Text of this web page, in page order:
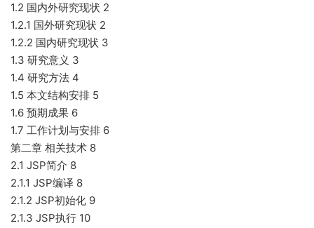
1.2 国内外研究现状 2
1.2.1 国外研究现状 2
1.2.2 国内研究现状 3
1.3 研究意义 3
1.4 研究方法 4
1.5 本文结构安排 5
1.6 预期成果 6
1.7 工作计划与安排 6
第二章 相关技术 8
2.1 JSP简介 8
2.1.1 JSP编译 8
2.1.2 JSP初始化 9
2.1.3 JSP执行 10